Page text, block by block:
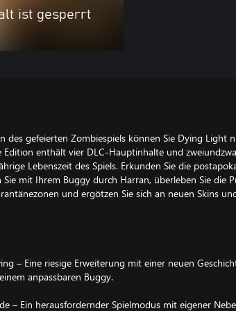
ist gesperrt
des gefeierten Zombiespiels können Sie Dying Light
Edition enthält vier DLC-Hauptinhalte und
Lebenszeit des Spiels. Erkunden Sie die
Sie mit Ihrem Buggy durch Harran, überleben Sie die
und ergötzen Sie sich an neuen Skins
– Eine riesige Erweiterung mit einer neuen
anpassbaren Buggy.
– Ein herausfordernder Spielmodus mit eigener